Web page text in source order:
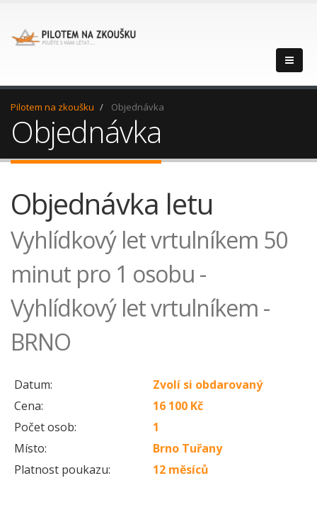
Pilotem na zkoušku Objednávka
Objednávka
Objednávka letu
Vyhlídkový let vrtulníkem 50
minut pro 1 osobu -
Vyhlídkový let vrtulníkem -
BRNO
Datum:
Zvolí si obdarovaný
Cena:
16 100 Kč
Počet osob:
1
Místo:
Brno Tuřany
Platnost poukazu:
12 měsíců